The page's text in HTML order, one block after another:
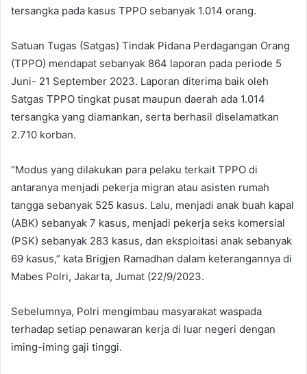
tersangka pada kasus TPPO sebanyak 1.014 orang.
Satuan Tugas (Satgas) Tindak Pidana Perdagangan Orang
(TPPO) mendapat sebanyak 864 laporan pada periode 5
Juni- 21 September 2023. Laporan diterima baik oleh
Satgas TPPO tingkat pusat maupun daerah ada 1.014
tersangka yang diamankan, serta berhasil diselamatkan
2.710 korban.
“Modus yang dilakukan para pelaku terkait TPPO di
antaranya menjadi pekerja migran atau asisten rumah
tangga sebanyak 525 kasus. Lalu, menjadi anak buah kapal
(ABK) sebanyak 7 kasus, menjadi pekerja seks komersial
(PSK) sebanyak 283 kasus, dan eksploitasi anak sebanyak
69 kasus,” kata Brigjen Ramadhan dalam keterangannya di
Mabes Polri, Jakarta, Jumat (22/9/2023.
Sebelumnya, Polri mengimbau masyarakat waspada
terhadap setiap penawaran kerja di luar negeri dengan
iming-iming gaji tinggi.